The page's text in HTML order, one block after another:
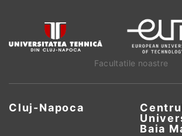
Facultatile noastre
Cluj-Napoca
Baia